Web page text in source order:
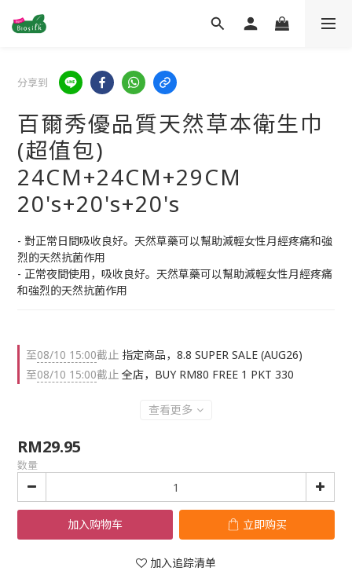
分享到
百爾秀優品質天然草本衛生巾
(超值包)
24CM+24CM+29CM
20's+20's+20's
- 對正常日間吸收良好。天然草藥可以幫助減輕女性月經疼痛和強
烈的天然抗菌作用
- 正常夜間使用，吸收良好。天然草藥可以幫助減輕女性月經疼痛
和強烈的天然抗菌作用
至08/10 15:00截止 指定商品，8.8 SUPER SALE (AUG26)
至08/10 15:00截止 全店，BUY RM80 FREE 1 PKT 330
查看更多
RM29.95
数量
加入购物车 立即购买
加入追踪清单